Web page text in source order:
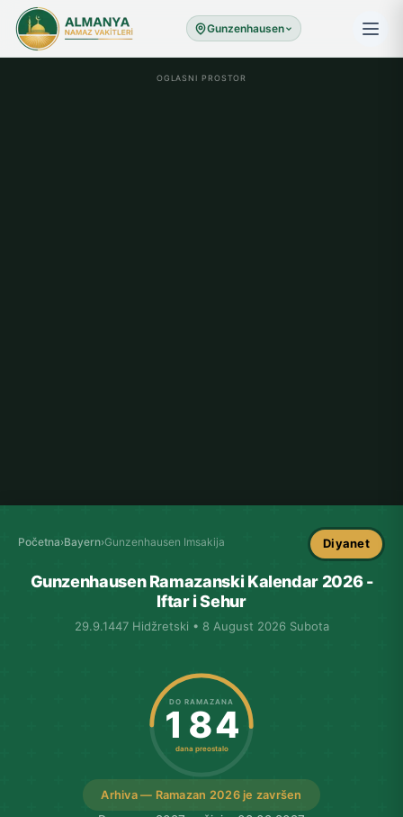
Gunzenhausen
OGLASNI PROSTOR
Početna›Bayern›Gunzenhausen Imsakija Diyanet
Gunzenhausen Ramazanski Kalendar 2026 -
Iftar i Sehur
29.9.1447 Hidžretski • 8 August 2026 Subota
Arhiva — Ramazan 2026 je završen
DO RAMAZANA
184
dana preostalo